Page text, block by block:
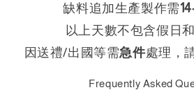
缺料追加生產製作需14
以上天數不包含假日
因送禮/出國等需急件處理，
Frequently Asked